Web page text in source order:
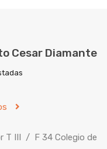
Cesar Diamante
T III / F 34 Colegio de